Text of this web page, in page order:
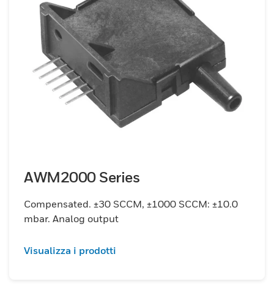
AWM2000 Series
Compensated. ±30 SCCM, ±1000 SCCM: ±10.0
mbar. Analog output
Visualizza i prodotti